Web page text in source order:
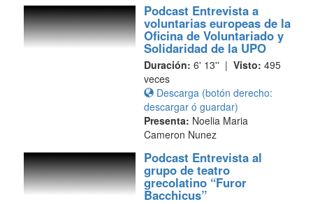
Podcast Entrevista a
voluntarias europeas de la
Oficina de Voluntariado y
Solidaridad de la UPO
Duración: 6' 13'' | Visto: 495
veces
Descarga (botón derecho:
descargar ó guardar)
Presenta: Noelia Maria
Cameron Nunez
Podcast Entrevista al
grupo de teatro
grecolatino “Furor
Bacchicus”